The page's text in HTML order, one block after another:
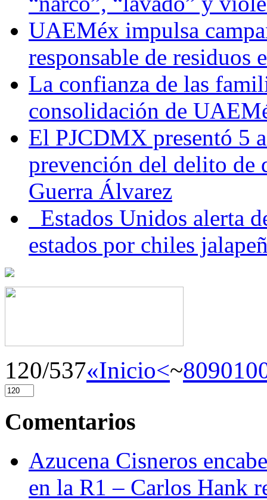
UAEMéx impulsa
responsable de residuos
La confianza de las
consolidación de
El PJCDMX presentó 5
prevención del delito de
Guerra Álvarez
Estados Unidos alerta
estados por chiles
120/537«Inicio<~8090
Comentarios
Azucena Cisneros
en la R1 – Carlos Hank